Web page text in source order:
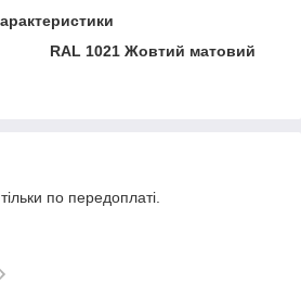
RAL 1021 Жовтий матовий
по передоплаті.